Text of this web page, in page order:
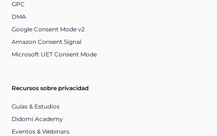
GPC
DMA
Google Consent Mode v2
Amazon Consent Signal
Microsoft UET Consent Mode
Recursos sobre privacidad
Guías & Estudios
Didomi Academy
Eventos & Webinars